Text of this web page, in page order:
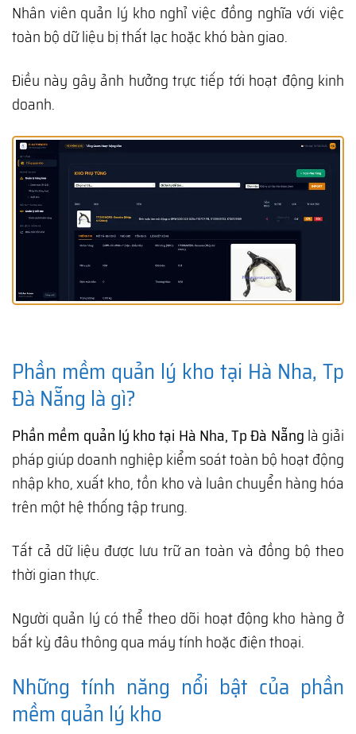
Nhân viên quản lý kho nghỉ việc đồng nghĩa với việc
toàn bộ dữ liệu bị thất lạc hoặc khó bàn giao.
Điều này gây ảnh hưởng trực tiếp tới hoạt động kinh
doanh.
Phần mềm quản lý kho tại Hà Nha, Tp
Đà Nẵng là gì?
Phần mềm quản lý kho tại Hà Nha, Tp Đà Nẵng là giải
pháp giúp doanh nghiệp kiểm soát toàn bộ hoạt động
nhập kho, xuất kho, tồn kho và luân chuyển hàng hóa
trên một hệ thống tập trung.
Tất cả dữ liệu được lưu trữ an toàn và đồng bộ theo
thời gian thực.
Người quản lý có thể theo dõi hoạt động kho hàng ở
bất kỳ đâu thông qua máy tính hoặc điện thoại.
Những tính năng nổi bật của phần
mềm quản lý kho